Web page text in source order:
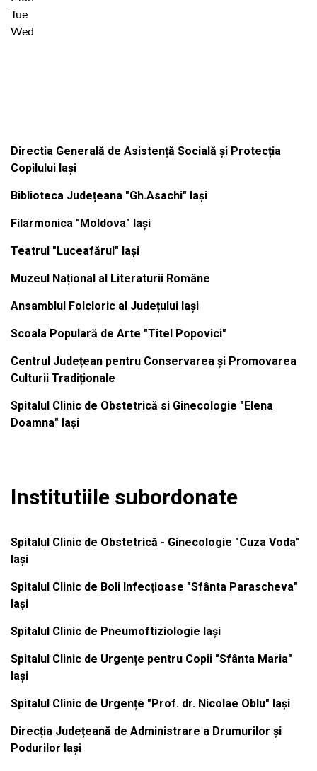
Tue
Wed
Directia Generală de Asistență Socială și Protecția
Copilului Iași
Biblioteca Județeana "Gh.Asachi" Iași
Filarmonica "Moldova" Iași
Teatrul "Luceafărul" Iași
Muzeul Național al Literaturii Române
Ansamblul Folcloric al Județului Iași
Scoala Populară de Arte "Titel Popovici"
Centrul Județean pentru Conservarea și Promovarea
Culturii Tradiționale
Spitalul Clinic de Obstetrică si Ginecologie "Elena
Doamna" Iași
Institutiile subordonate
Spitalul Clinic de Obstetrică - Ginecologie "Cuza Voda"
Iași
Spitalul Clinic de Boli Infecțioase "Sfânta Parascheva"
Iași
Spitalul Clinic de Pneumoftiziologie Iași
Spitalul Clinic de Urgențe pentru Copii "Sfânta Maria"
Iași
Spitalul Clinic de Urgențe "Prof. dr. Nicolae Oblu" Iași
Direcția Județeană de Administrare a Drumurilor și
Podurilor Iași